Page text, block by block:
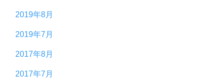
2019年8月
2019年7月
2017年8月
2017年7月